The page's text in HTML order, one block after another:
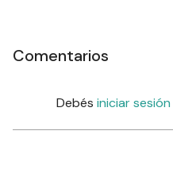
Comentarios
Debés iniciar sesión